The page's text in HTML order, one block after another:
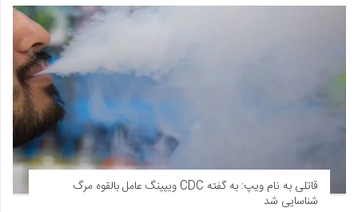
قاتلی به نام ویپ: به گفته CDC ویپینگ عامل بالقوه مرگ
شناسایی شد